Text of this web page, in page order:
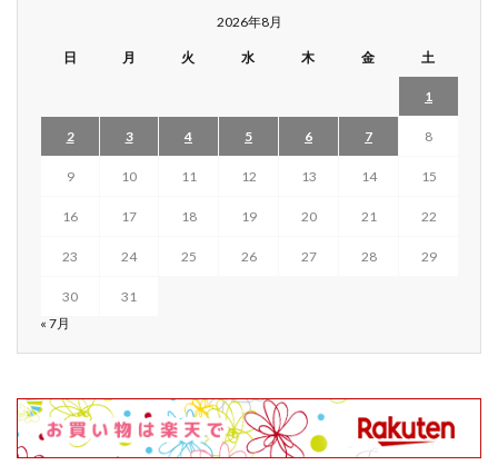
2026年8月
日 月 火 水 木 金 土
1
2 3 4 5 6 7 8
9 10 11 12 13 14 15
16 17 18 19 20 21 22
23 24 25 26 27 28 29
30
31
« 7月